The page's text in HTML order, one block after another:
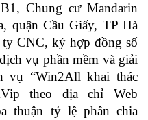
Chung cư Mandarin
quận Cầu Giấy, TP Hà
CNC, ký hợp đồng số
vụ phần mềm và giải
vụ “Win2All khai thác
theo địa chỉ Web
thuận tỷ lệ phân chia